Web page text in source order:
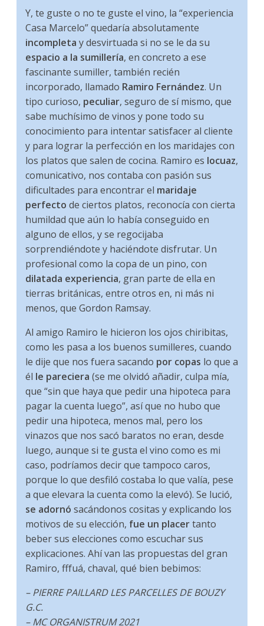
Y, te guste o no te guste el vino, la “experiencia
Casa Marcelo” quedaría absolutamente
incompleta y desvirtuada si no se le da su
espacio a la sumillería, en concreto a ese
fascinante sumiller, también recién
incorporado, llamado Ramiro Fernández. Un
tipo curioso, peculiar, seguro de sí mismo, que
sabe muchísimo de vinos y pone todo su
conocimiento para intentar satisfacer al cliente
y para lograr la perfección en los maridajes con
los platos que salen de cocina. Ramiro es locuaz,
comunicativo, nos contaba con pasión sus
dificultades para encontrar el maridaje
perfecto de ciertos platos, reconocía con cierta
humildad que aún lo había conseguido en
alguno de ellos, y se regocijaba
sorprendiéndote y haciéndote disfrutar. Un
profesional como la copa de un pino, con
dilatada experiencia, gran parte de ella en
tierras británicas, entre otros en, ni más ni
menos, que Gordon Ramsay.
Al amigo Ramiro le hicieron los ojos chiribitas,
como les pasa a los buenos sumilleres, cuando
le dije que nos fuera sacando por copas lo que a
él le pareciera (se me olvidó añadir, culpa mía,
que “sin que haya que pedir una hipoteca para
pagar la cuenta luego”, así que no hubo que
pedir una hipoteca, menos mal, pero los
vinazos que nos sacó baratos no eran, desde
luego, aunque si te gusta el vino como es mi
caso, podríamos decir que tampoco caros,
porque lo que desfiló costaba lo que valía, pese
a que elevara la cuenta como la elevó). Se lució,
se adornó sacándonos cositas y explicando los
motivos de su elección, fue un placertanto
beber sus elecciones como escuchar sus
explicaciones. Ahí van las propuestas del gran
Ramiro, fffuá, chaval, qué bien bebimos:
– PIERRE PAILLARD LES PARCELLES DE BOUZY
G.C.
– MC ORGANISTRUM 2021